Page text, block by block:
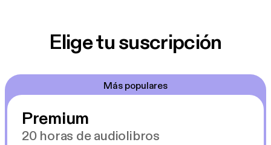
Elige tu suscripción
Más populares
Premium
20 horas de audiolibros